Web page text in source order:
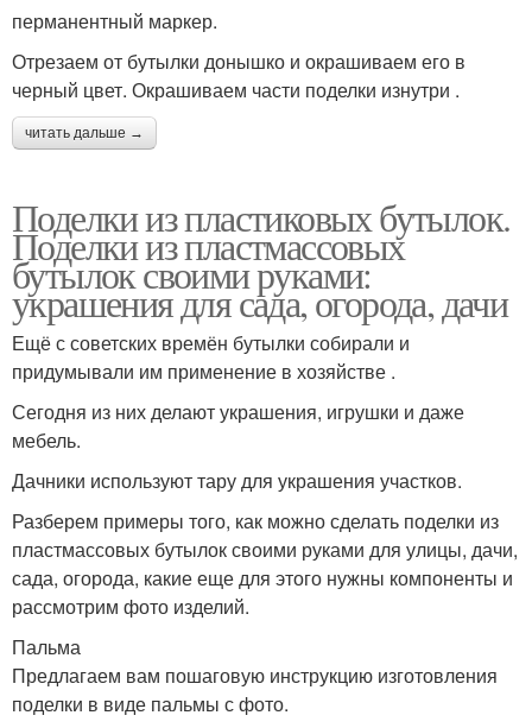
перманентный маркер.
Отрезаем от бутылки донышко и окрашиваем его в
черный цвет. Окрашиваем части поделки изнутри .
читать дальше →
Поделки из пластиковых бутылок.
Поделки из пластмассовых
бутылок своими руками:
украшения для сада, огорода, дачи
Ещё с советских времён бутылки собирали и
придумывали им применение в хозяйстве .
Сегодня из них делают украшения, игрушки и даже
мебель.
Дачники используют тару для украшения участков.
Разберем примеры того, как можно сделать поделки из
пластмассовых бутылок своими руками для улицы, дачи,
сада, огорода, какие еще для этого нужны компоненты и
рассмотрим фото изделий.
Пальма
Предлагаем вам пошаговую инструкцию изготовления
поделки в виде пальмы с фото.